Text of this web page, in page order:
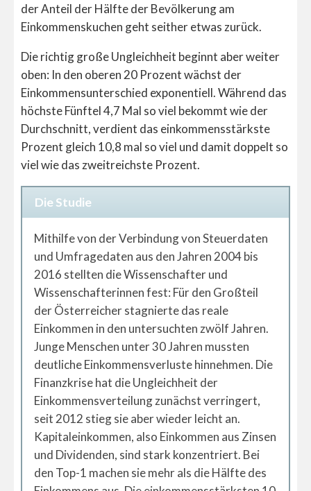
der Anteil der Hälfte der Bevölkerung am
Einkommenskuchen geht seither etwas zurück.
Die richtig große Ungleichheit beginnt aber weiter
oben: In den oberen 20 Prozent wächst der
Einkommensunterschied exponentiell. Während das
höchste Fünftel 4,7 Mal so viel bekommt wie der
Durchschnitt, verdient das einkommensstärkste
Prozent gleich 10,8 mal so viel und damit doppelt so
viel wie das zweitreichste Prozent.
Die Studie
Mithilfe von der Verbindung von Steuerdaten
und Umfragedaten aus den Jahren 2004 bis
2016 stellten die Wissenschafter und
Wissenschafterinnen fest: Für den Großteil
der Österreicher stagnierte das reale
Einkommen in den untersuchten zwölf Jahren.
Junge Menschen unter 30 Jahren mussten
deutliche Einkommensverluste hinnehmen. Die
Finanzkrise hat die Ungleichheit der
Einkommensverteilung zunächst verringert,
seit 2012 stieg sie aber wieder leicht an.
Kapitaleinkommen, also Einkommen aus Zinsen
und Dividenden, sind stark konzentriert. Bei
den Top-1 machen sie mehr als die Hälfte des